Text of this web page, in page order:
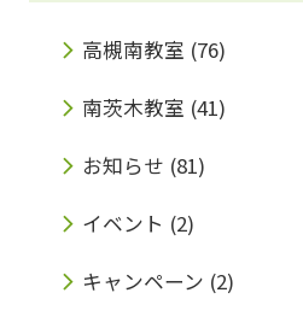
高槻南教室 (76)
南茨木教室 (41)
お知らせ (81)
イベント (2)
キャンペーン (2)